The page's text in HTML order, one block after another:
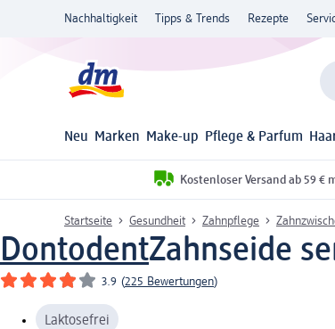
Nachhaltigkeit Tipps & Trends Rezepte
Neu Marken Make-up Pflege & Parfum
Kostenloser Versand ab 59 €
Startseite Gesundheit Zahnpflege
DontodentZahnseide
3.9 (225 Bewertungen)
Laktosefrei